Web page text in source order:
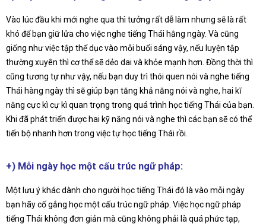
Vào lúc đầu khi mới nghe qua thì tưởng rất dễ làm nhưng sẽ là rất
khó để bạn giữ lửa cho việc nghe tiếng Thái hằng ngày. Và cũng
giống như việc tập thể dục vào mỗi buổi sáng vậy, nếu luyện tập
thường xuyên thì cơ thể sẽ dẻo dai và khỏe mạnh hơn. Đồng thời thì
cũng tương tự như vậy, nếu bạn duy trì thói quen nói và nghe tiếng
Thái hàng ngày thì sẽ giúp bạn tăng khả năng nói và nghe, hai kĩ
năng cực kì cự kì quan trọng trong quá trình học tiếng Thái của bạn.
Khi đã phát triển được hai kỹ năng nói và nghe thì các bạn sẽ có thể
tiến bộ nhanh hơn trong việc tự học tiếng Thái rồi.
+) Mỗi ngày học một cấu trúc ngữ pháp:
Một lưu ý khác dành cho người học tiếng Thái đó là vào mỗi ngày
bạn hãy cố gắng học một cấu trúc ngữ pháp. Việc học ngữ pháp
tiếng Thái không đơn giản mà cũng không phải là quá phức tạp,